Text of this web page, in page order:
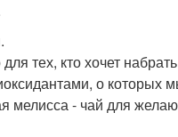
тех, кто хочет
о
мелисса - чай для